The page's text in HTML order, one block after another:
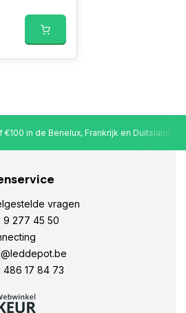
in de Benelux, Frankrijk en Duitsland
vragen
9 277 45 50
486 17 84 73